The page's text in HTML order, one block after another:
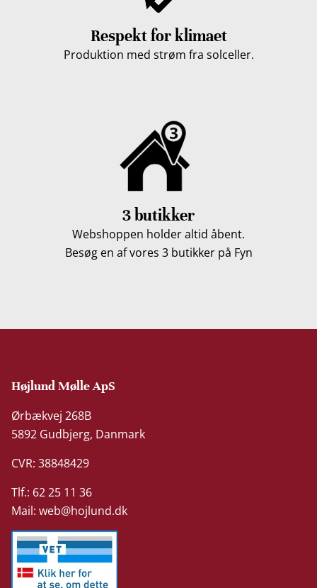
Respekt for klimaet
Produktion med strøm fra solceller.
3 butikker
Webshoppen holder altid åbent.
Besøg en af vores 3 butikker på Fyn
Højlund Mølle ApS
Ørbækvej 268B
5892 Gudbjerg, Danmark
CVR: 38848429
Tlf.: 62 25 11 36
Mail:web@hojlund.dk